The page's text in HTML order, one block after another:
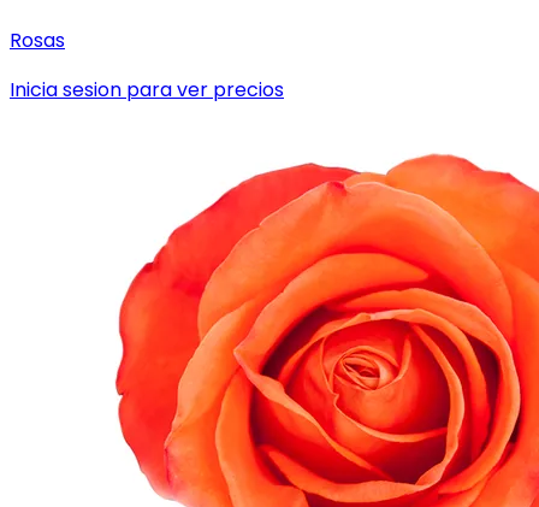
Rosas
Inicia sesion para ver precios